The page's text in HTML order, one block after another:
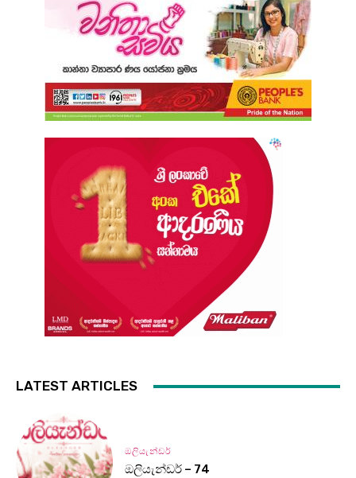
LATEST ARTICLES
ඔලියැන්ඩර්
ඔලියැන්ඩර් – 74